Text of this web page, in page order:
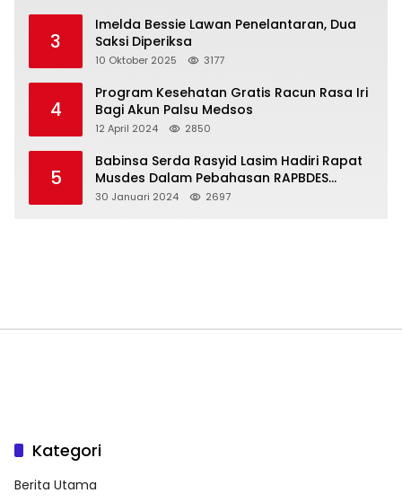
3
Imelda Bessie Lawan Penelantaran, Dua
Saksi Diperiksa
10 Oktober 2025 3177
4
Program Kesehatan Gratis Racun Rasa Iri
Bagi Akun Palsu Medsos
12 April 2024 2850
5
Babinsa Serda Rasyid Lasim Hadiri Rapat
Musdes Dalam Pebahasan RAPBDES
Bereliku 2024
30 Januari 2024 2697
Kategori
Berita Utama